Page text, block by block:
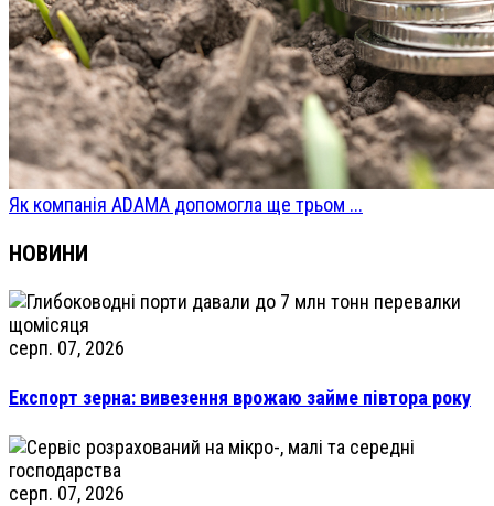
Як компанія ADAMA допомогла ще трьом ...
НОВИНИ
серп. 07, 2026
Експорт зерна: вивезення врожаю займе півтора року
серп. 07, 2026